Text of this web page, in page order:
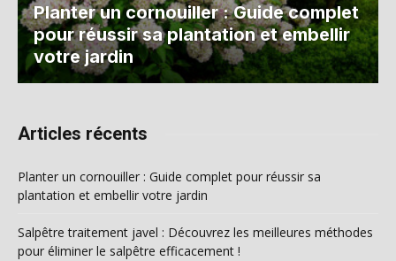
Planter un cornouiller : Guide complet
pour réussir sa plantation et embellir
votre jardin
Articles récents
Planter un cornouiller : Guide complet pour réussir sa
plantation et embellir votre jardin
Salpêtre traitement javel : Découvrez les meilleures méthodes
pour éliminer le salpêtre efficacement !